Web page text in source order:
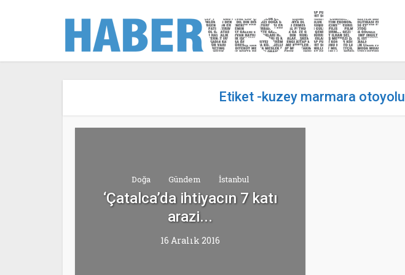
Etiket -kuzey marmara otoyolu
Doğa Gündem İstanbul
‘Çatalca’da ihtiyacın 7 katı
arazi...
16 Aralık 2016